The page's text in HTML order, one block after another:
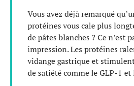
Vous avez déjà remarqué
protéines vous cale plus
de pâtes blanches ? Ce n’est
impression. Les protéines
vidange gastrique et
de satiété comme le GLP-1 et